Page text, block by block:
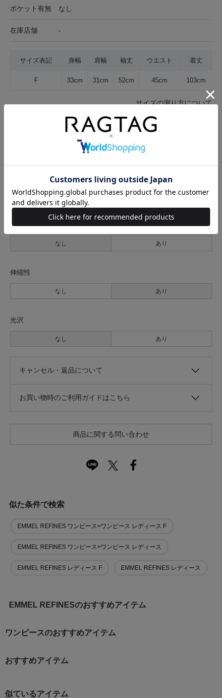
ポケット有無 なし
在庫店舗 -
サイズ表記 身幅 肩幅 袖丈 ウエスト 着丈
F 33cm 31cm 52cm 45cm 103cm
サイズの測り方について
普通
なし あり
透け感
なし あり
伸縮性
なし あり
光沢
なし あり
キャンセル・返品について
お買い物時のご利用ガイドはこちら
商品に関する問い合わせ
似た条件で検索
EMMEL REFINES ワンピース>ワンピース レディース F
EMMEL REFINES ワンピース>ワンピース レディース
EMMEL REFINES レディース F EMMEL REFINES レディース
EMMEL REFINESのおすすめアイテム
ワンピースのおすすめアイテム
おすすめアイテム